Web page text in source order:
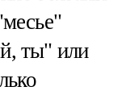
ты" или